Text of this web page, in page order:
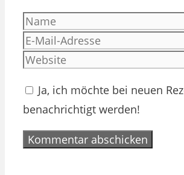
Name
Ja, ich möchte bei neuen
benachrichtigt werden!